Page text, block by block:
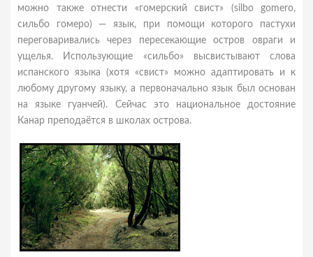
можно также отнести «гомерский свист» (silbo gomero,
сильбо гомеро) — язык, при помощи которого пастухи
переговаривались через пересекающие остров овраги и
ущелья. Использующие «сильбо» высвистывают слова
испанского языка (хотя «свист» можно адаптировать и к
любому другому языку, а первоначально язык был основан
на языке гуанчей). Сейчас это национальное достояние
Канар преподаётся в школах острова.